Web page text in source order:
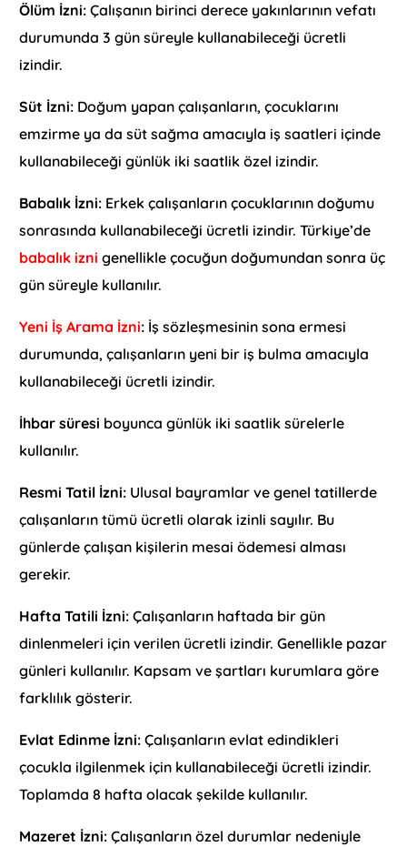
Ölüm İzni: Çalışanın birinci derece yakınlarının vefatı
durumunda 3 gün süreyle kullanabileceği ücretli
izindir.
Süt İzni: Doğum yapan çalışanların, çocuklarını
emzirme ya da süt sağma amacıyla iş saatleri içinde
kullanabileceği günlük iki saatlik özel izindir.
Babalık İzni: Erkek çalışanların çocuklarının doğumu
sonrasında kullanabileceği ücretli izindir. Türkiye’de
babalık iznigenellikle çocuğun doğumundan sonra üç
gün süreyle kullanılır.
Yeni İş Arama İzni: İş sözleşmesinin sona ermesi
durumunda, çalışanların yeni bir iş bulma amacıyla
kullanabileceği ücretli izindir.
İhbar süresi boyunca günlük iki saatlik sürelerle
kullanılır.
Resmi Tatil İzni: Ulusal bayramlar ve genel tatillerde
çalışanların tümü ücretli olarak izinli sayılır. Bu
günlerde çalışan kişilerin mesai ödemesi alması
gerekir.
Hafta Tatili İzni:Çalışanların haftada bir gün
dinlenmeleri için verilen ücretli izindir. Genellikle pazar
günleri kullanılır. Kapsam ve şartları kurumlara göre
farklılık gösterir.
Evlat Edinme İzni:Çalışanların evlat edindikleri
çocukla ilgilenmek için kullanabileceği ücretli izindir.
Toplamda 8 hafta olacak şekilde kullanılır.
Mazeret İzni:Çalışanların özel durumlar nedeniyle